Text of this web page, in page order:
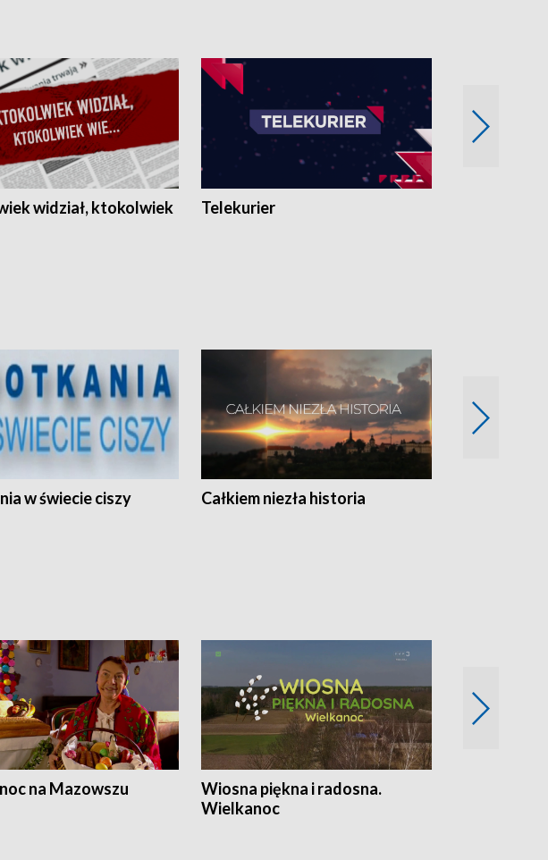
widział, ktokolwiek
Telekurier
w świecie ciszy Całkiem niezła historia
na Mazowszu
Wiosna piękna i radosna.
Wielkanoc